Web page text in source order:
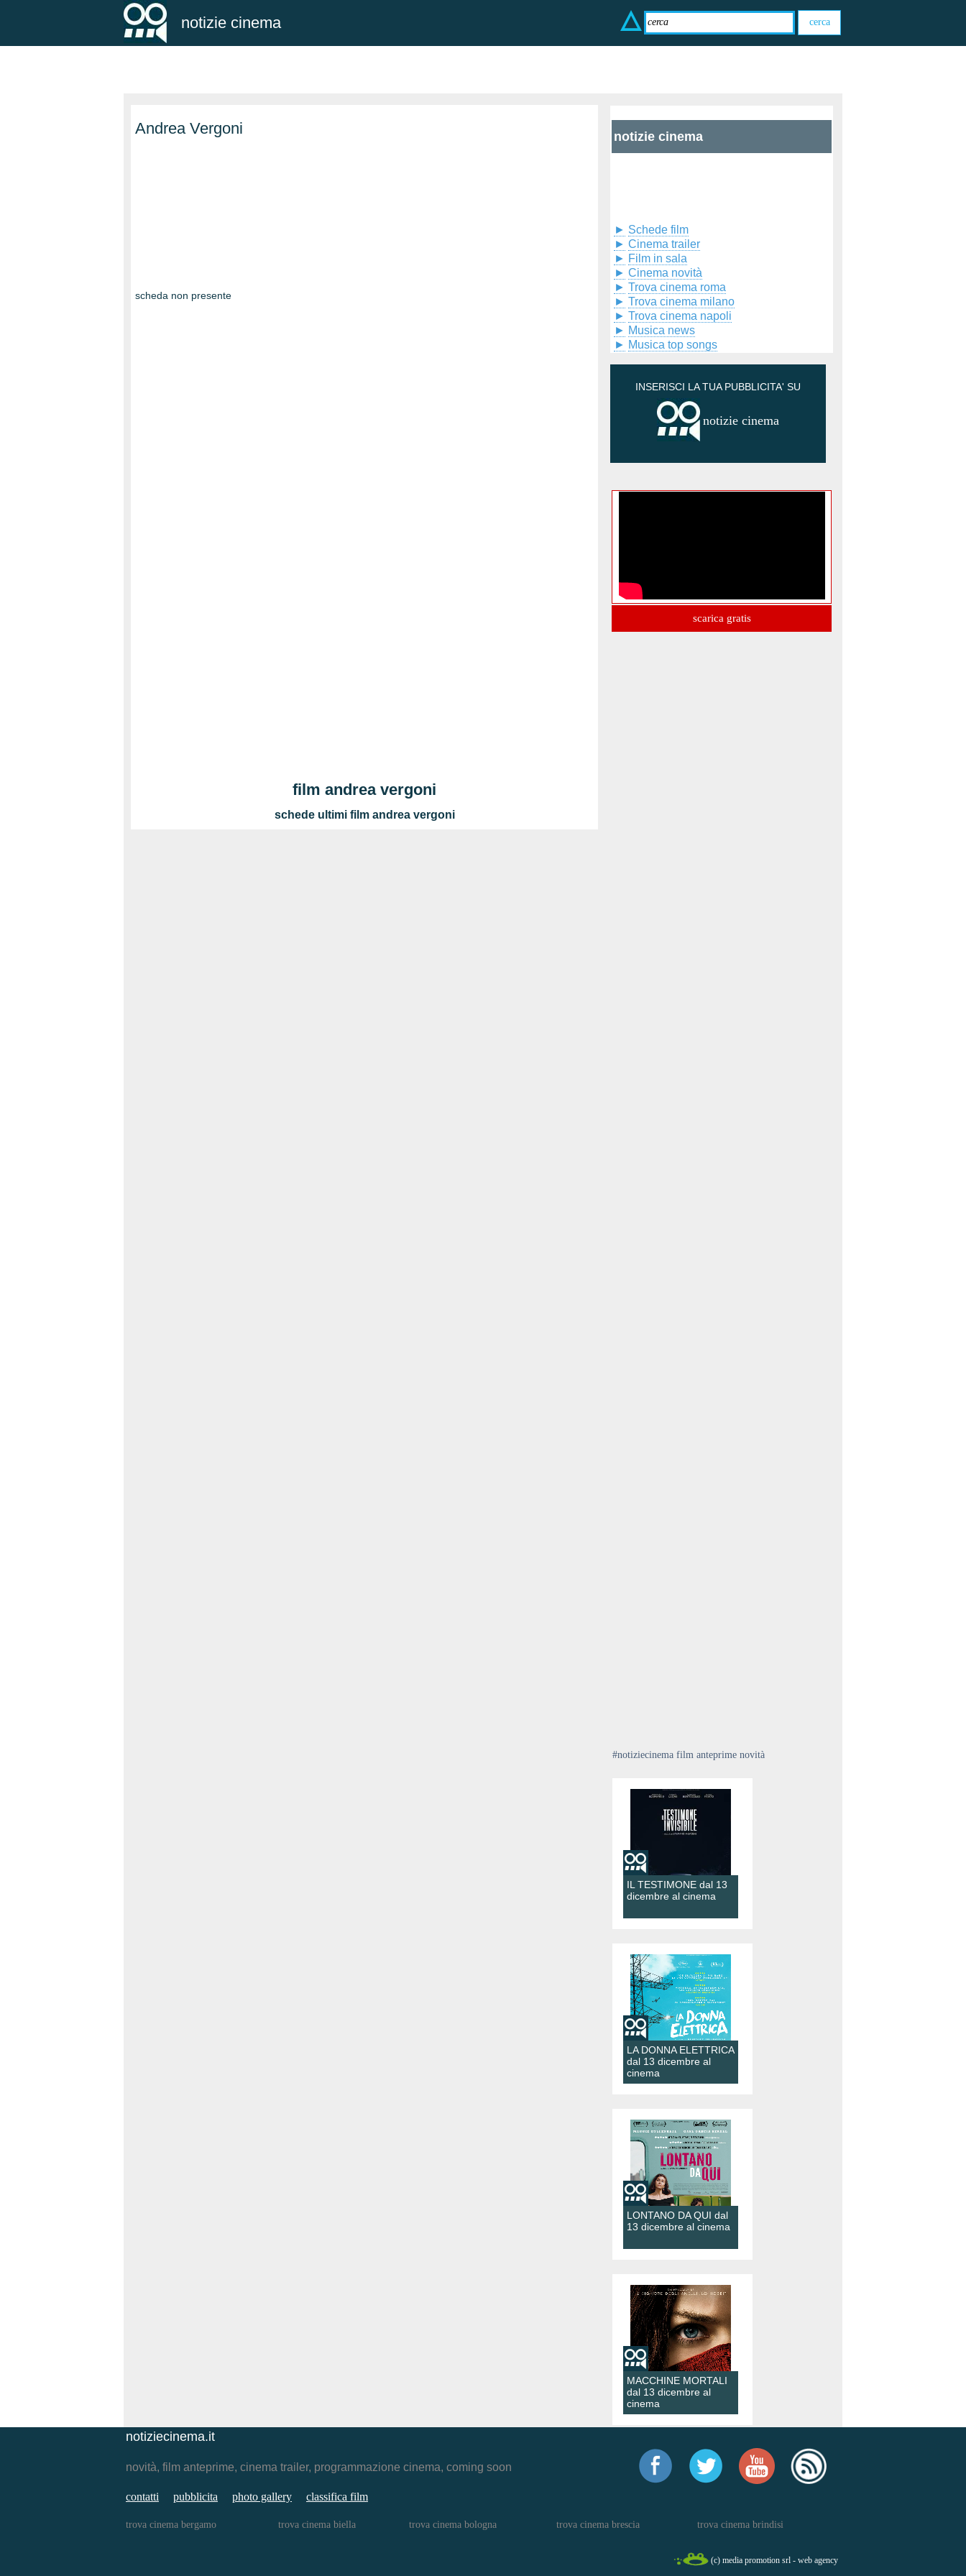
notizie cinema
Andrea Vergoni
scheda non presente
film andrea vergoni
schede ultimi film andrea vergoni
notizie cinema
► Schede film
► Cinema trailer
► Film in sala
► Cinema novità
► Trova cinema roma
► Trova cinema milano
► Trova cinema napoli
► Musica news
► Musica top songs
INSERISCI LA TUA PUBBLICITA' SU
notizie cinema
scarica gratis
#notiziecinema film anteprime novità
IL TESTIMONE dal 13
dicembre al cinema
LA DONNA ELETTRICA
dal 13 dicembre al
cinema
LONTANO DA QUI dal
13 dicembre al cinema
MACCHINE MORTALI
dal 13 dicembre al
cinema
notiziecinema.it
novità, film anteprime, cinema trailer, programmazione cinema, coming soon
contatti pubblicita photo gallery classifica film
trova cinema bergamo trova cinema biella trova cinema bologna trova cinema brescia trova cinema brindisi
(c) media promotion srl - web agency